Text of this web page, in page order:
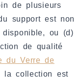
de plusieurs
support est non
disponible, ou (d)
de qualité
du Verre de
la collection est